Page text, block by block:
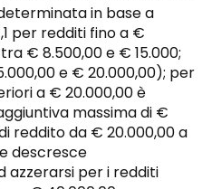
in base a
per redditi fino a €
€ 8.500,00 e € 15.000;
e € 20.000,00); per
a € 20.000,00 è
massima di €
reddito da € 20.000,00 a
descresce
azzerarsi per i redditi